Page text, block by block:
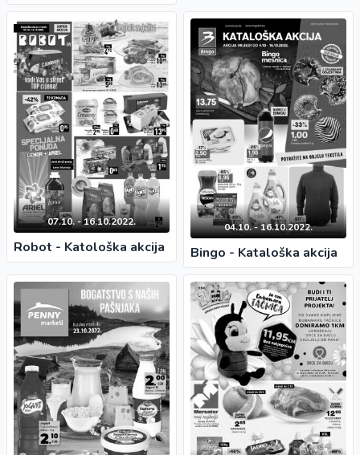
07.10. - 16.10.2022.
Robot - Katološka akcija
04.10. - 16.10.2022.
Bingo - Kataloška akcija